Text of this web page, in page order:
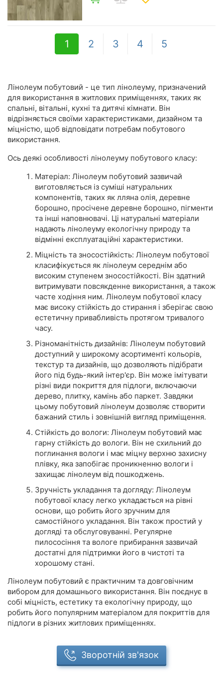
1 2 3 4 5
Лінолеум побутовий - це тип лінолеуму, призначений
для використання в житлових приміщеннях, таких як
спальні, вітальні, кухні та дитячі кімнати. Він
відрізняється своїми характеристиками, дизайном та
міцністю, щоб відповідати потребам побутового
використання.
Ось деякі особливості лінолеуму побутового класу:
Матеріал: Лінолеум побутовий зазвичай
виготовляється із суміші натуральних
компонентів, таких як лляна олія, деревне
борошно, просічене деревне борошно, пігменти
та інші наповнювачі. Ці натуральні матеріали
надають лінолеуму екологічну природу та
відмінні експлуатаційні характеристики.
Міцність та зносостійкість: Лінолеум побутової
класифікується як лінолеум середнім або
високим ступенем зносостійкості. Він здатний
витримувати повсякденне використання, а також
часте ходіння ним. Лінолеум побутової класу
має високу стійкість до стирання і зберігає свою
естетичну привабливість протягом тривалого
часу.
Різноманітність дизайнів: Лінолеум побутовий
доступний у широкому асортименті кольорів,
текстур та дизайнів, що дозволяють підібрати
його під будь-який інтер'єр. Він може імітувати
різні види покриття для підлоги, включаючи
дерево, плитку, камінь або паркет. Завдяки
цьому побутовий лінолеум дозволяє створити
бажаний стиль і зовнішній вигляд приміщення.
Стійкість до вологи: Лінолеум побутовий має
гарну стійкість до вологи. Він не схильний до
поглинання вологи і має міцну верхню захисну
плівку, яка запобігає проникненню вологи і
захищає лінолеум від пошкоджень.
Зручність укладання та догляду: Лінолеум
побутової класу легко укладається на рівні
основи, що робить його зручним для
самостійного укладання. Він також простий у
догляді та обслуговуванні. Регулярне
пилососіння та вологе прибирання зазвичай
достатні для підтримки його в чистоті та
хорошому стані.
Лінолеум побутовий є практичним та довговічним
вибором для домашнього використання. Він поєднує в
собі міцність, естетику та екологічну природу, що
робить його популярним матеріалом для покриттів для
підлоги в різних житлових приміщеннях.
Зворотній зв'язок